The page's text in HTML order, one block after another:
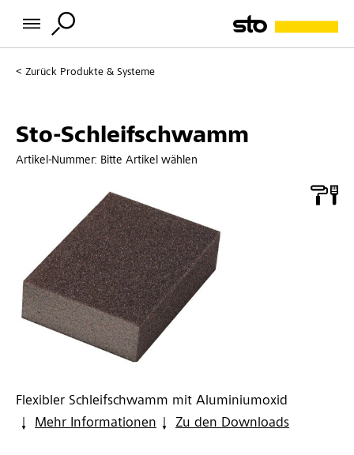
Zurück Produkte & Systeme
Sto-Schleifschwamm
Artikel-Nummer: Bitte Artikel wählen
Flexibler Schleifschwamm mit Aluminiumoxid
Mehr Informationen
Zu den Downloads